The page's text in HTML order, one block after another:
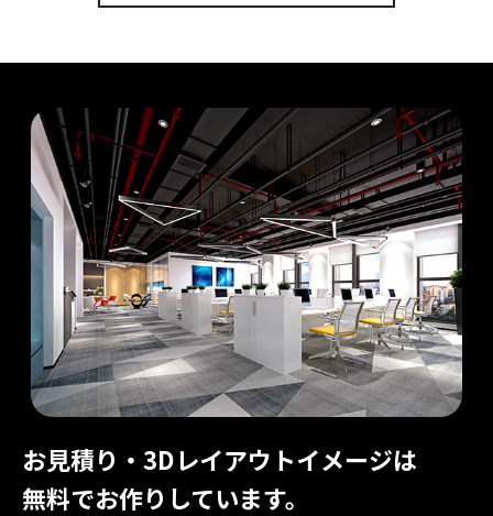
お見積り・3Dレイアウトイメージは
無料でお作りしています。